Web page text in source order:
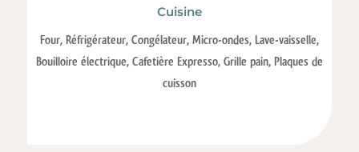
Cuisine
Four, Réfrigérateur, Congélateur, Micro-ondes, Lave-vaisselle,
Bouilloire électrique, Cafetière Expresso, Grille pain, Plaques de
cuisson